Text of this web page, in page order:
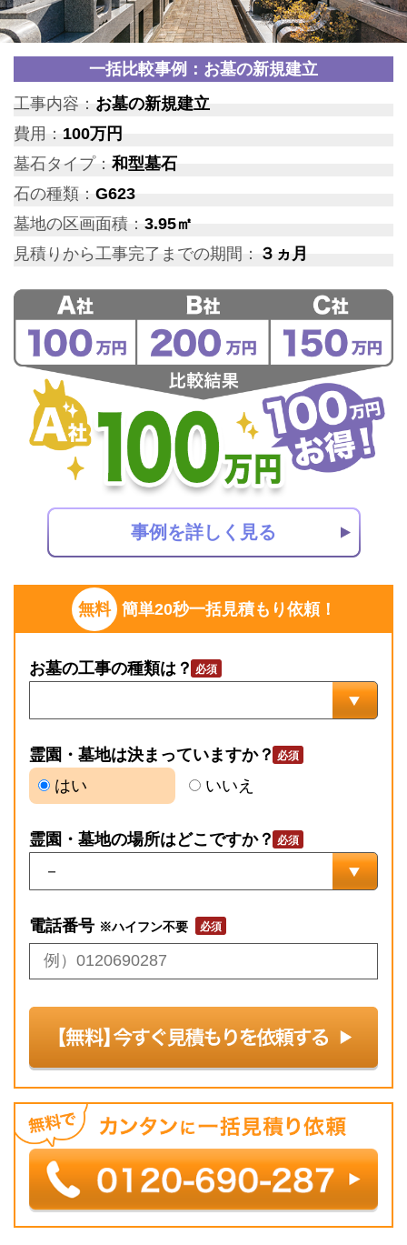
無料 簡単20秒一括見積もり依頼！
お墓の工事の種類は？
霊園・墓地は決まっていますか？
はい
いいえ
霊園・墓地の場所はどこですか？
電話番号 ※ハイフン不要
一括比較事例：お墓の新規建立
工事内容： お墓の新規建立
費用： 100万円
墓石タイプ：和型墓石
石の種類： G623
墓地の区画面積： 3.95㎡
見積りから工事完了までの期間： ３ヵ月
事例を詳しく見る